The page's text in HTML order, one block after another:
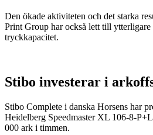
Den ökade aktiviteten och det starka
Print Group har också lett till ytterligare
tryckkapacitet.
Stibo investerar i
Stibo Complete i danska Horsens har
Heidelberg Speedmaster XL 106-8-
000 ark i timmen.